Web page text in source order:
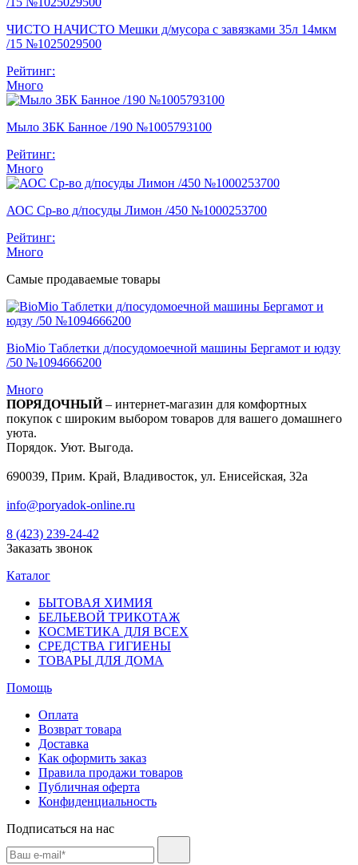
ЧИСТО НАЧИСТО Мешки д/мусора с завязками 35л 14мкм
/15 №1025029500
Рейтинг:
Много
Мыло ЗБК Банное /190 №1005793100
Рейтинг:
Много
АОС Ср-во д/посуды Лимон /450 №1000253700
Рейтинг:
Много
Самые продаваемые товары
BioMio Таблетки д/посудомоечной машины Бергамот и юдзу
/50 №1094666200
Много
ПОРЯДОЧНЫЙ– интернет-магазин для комфортных
покупок с широким выбором товаров для вашего домашнего
уюта.
Порядок. Уют. Выгода.
690039, Прим. Край, Владивосток, ул. Енисейская, 32а
info@poryadok-online.ru
8 (423) 239-24-42
Заказать звонок
Каталог
БЫТОВАЯ ХИМИЯ
БЕЛЬЕВОЙ ТРИКОТАЖ
КОСМЕТИКА ДЛЯ ВСЕХ
СРЕДСТВА ГИГИЕНЫ
ТОВАРЫ ДЛЯ ДОМА
Помощь
Оплата
Возврат товара
Доставка
Как оформить заказ
Правила продажи товаров
Публичная оферта
Конфиденциальность
Подписаться на нас